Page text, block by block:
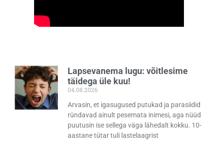
Lapsevanema lugu: võitlesime
täidega üle kuu!
04.08.2026
Arvasin, et igasugused putukad ja parasiidid
ründavad ainult pesemata inimesi, aga nüüd
puutusin ise sellega väga lähedalt kokku. 10-
aastane tütar tuli lastelaagrist